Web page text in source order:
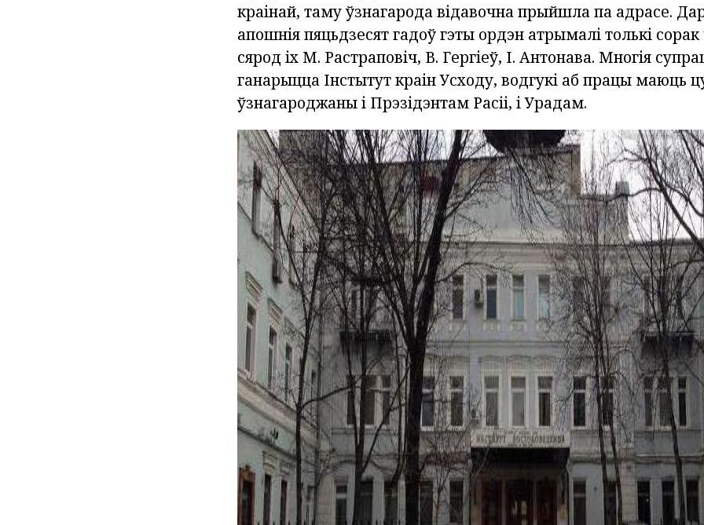
краінай, таму ўзнагарода відавочна прыйшла па адрасе.
апошнія пяцьдзесят гадоў гэты ордэн атрымалі толькі сорак
сярод іх М. Растраповіч, В. Гергіеў, І. Антонава. Многія
ганарыцца Інстытут краін Усходу, водгукі аб працы маюць
ўзнагароджаны і Прэзідэнтам Расіі, і Урадам.